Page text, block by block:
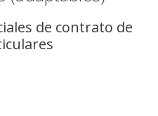
de contrato de